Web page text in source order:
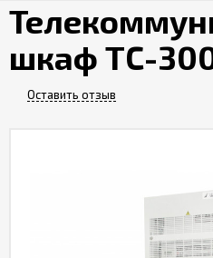
Монтаж
шкаф TC-
Оставить отзыв